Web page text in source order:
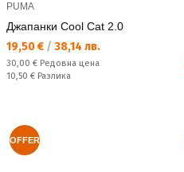
PUMA
Джапанки Cool Cat 2.0
Текуща цена:
19,50 € / 38,14 лв.
Редовна цена:
30,00 € Редовна цена
Спестявате:
10,50 € Разлика
OFFER